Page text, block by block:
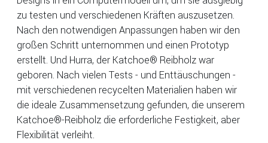
zu testen und verschiedenen Kräften auszusetzen.
Nach den notwendigen Anpassungen haben wir den
großen Schritt unternommen und einen Prototyp
erstellt. Und Hurra, der Katchoe® Reibholz war
geboren. Nach vielen Tests - und Enttäuschungen -
mit verschiedenen recycelten Materialien haben wir
die ideale Zusammensetzung gefunden, die unserem
Katchoe®-Reibholz die erforderliche Festigkeit, aber
Flexibilität verleiht.